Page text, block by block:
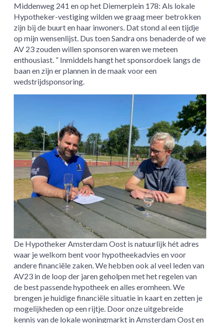
Middenweg 241 en op het Diemerplein 178: Als lokale
Hypotheker-vestiging wilden we graag meer betrokken
zijn bij de buurt en haar inwoners. Dat stond al een tijdje
op mijn wensenlijst. Dus toen Sandra ons benaderde of we
AV 23 zouden willen sponsoren waren we meteen
enthousiast. ” Inmiddels hangt het sponsordoek langs de
baan en zijn er plannen in de maak voor een
wedstrijdsponsoring.
De Hypotheker Amsterdam Oost is natuurlijk hét adres
waar je welkom bent voor hypotheekadvies en voor
andere financiële zaken. We hebben ook al veel leden van
AV23 in de loop der jaren geholpen met het regelen van
de best passende hypotheek en alles eromheen. We
brengen je huidige financiële situatie in kaart en zetten je
mogelijkheden op een rijtje. Door onze uitgebreide
kennis van de lokale woningmarkt in Amsterdam Oost en